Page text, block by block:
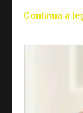
Continua a